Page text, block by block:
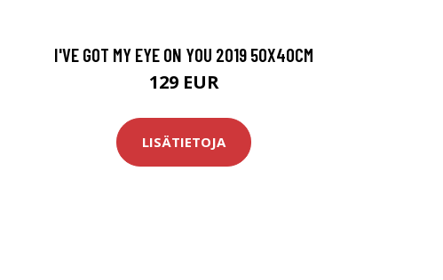
I'VE GOT MY EYE ON YOU 2019 50X40CM
129 EUR
LISÄTIETOJA